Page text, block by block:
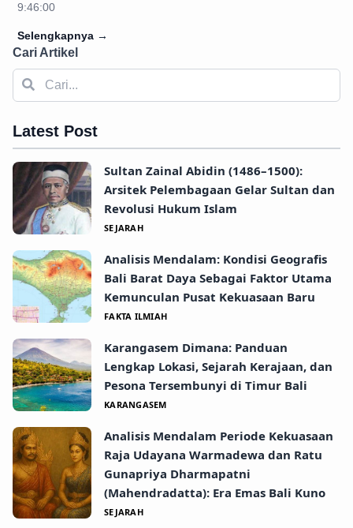
9:46:00
Selengkapnya →
Cari Artikel
Latest Post
Sultan Zainal Abidin (1486–1500):
Arsitek Pelembagaan Gelar Sultan dan
Revolusi Hukum Islam
SEJARAH
Analisis Mendalam: Kondisi Geografis
Bali Barat Daya Sebagai Faktor Utama
Kemunculan Pusat Kekuasaan Baru
FAKTA ILMIAH
Karangasem Dimana: Panduan
Lengkap Lokasi, Sejarah Kerajaan, dan
Pesona Tersembunyi di Timur Bali
KARANGASEM
Analisis Mendalam Periode Kekuasaan
Raja Udayana Warmadewa dan Ratu
Gunapriya Dharmapatni
(Mahendradatta): Era Emas Bali Kuno
SEJARAH